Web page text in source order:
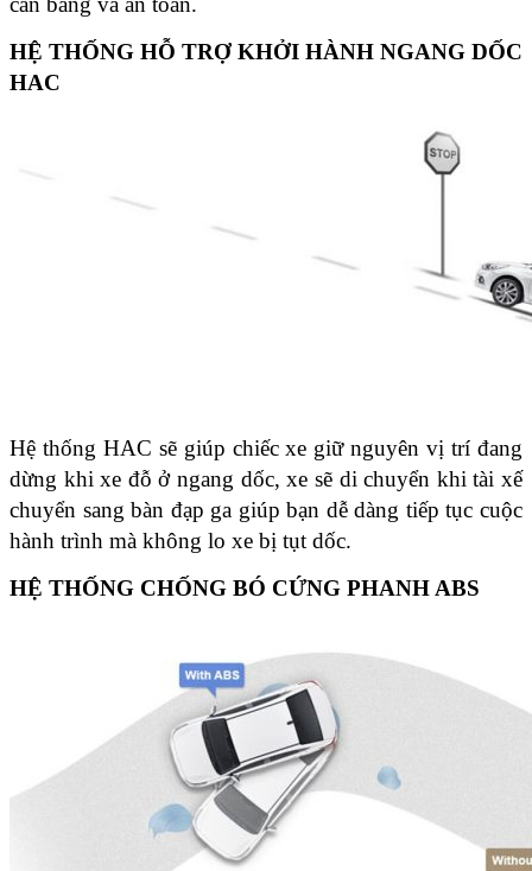
HỆ THỐNG HỖ TRỢ KHỞI HÀNH NGANG DỐC
HAC
Hệ thống HAC sẽ giúp chiếc xe giữ nguyên vị trí đang
dừng khi xe đỗ ở ngang dốc, xe sẽ di chuyển khi tài xế
chuyển sang bàn đạp ga giúp bạn dễ dàng tiếp tục cuộc
hành trình mà không lo xe bị tụt dốc.
HỆ THỐNG CHỐNG BÓ CỨNG PHANH ABS